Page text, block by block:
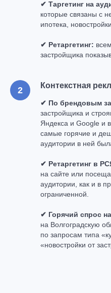
✔ Таргетинг на
которые связаны с
ипотека,
✔ Ретаргетинг:
застройщика
Контекстная
✔ По брендовым
застройщика и
Яндекса и Google и
самые горячие и
аудитории в ней
✔ Ретаргетинг в
на сайте или
аудитории, как и в
ограниченной.
✔ Горячий спрос
на Волгоградскую
по запросам типа
«новостройки от